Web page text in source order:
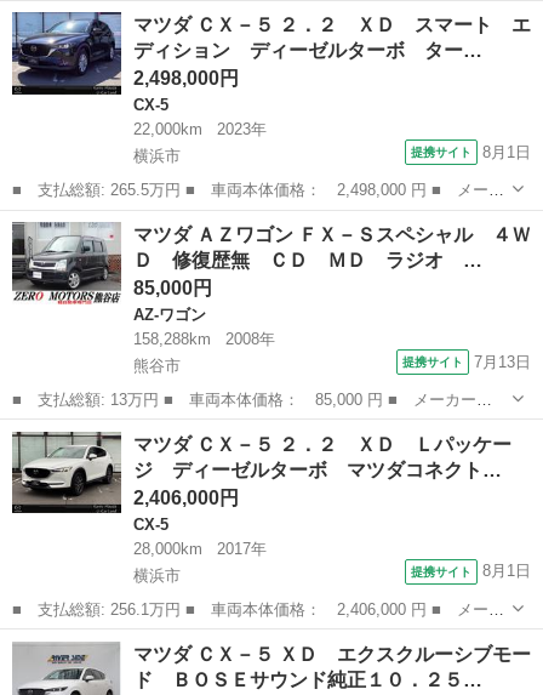
ー名： マツダ ■ 車種名： ＣＸ－５ ■ グレード名： ＸＤ Ｌ
パッケージ １オーナー ダムドエアロ ＢＯＳＥサウンドシステム
ナビフル...
神奈川 相模原市 CX-5
マツダ ＣＸ－５ ２．２ ＸＤ スマート エ
ディション ディーゼルターボ ター…
2,498,000円
CX-5
22,000km
2023年
横浜市
提携サイト 8月1日
■ 支払総額: 265.5万円 ■ 車両本体価格： 2,498,000 円 ■ メーカ
ー名： マツダ ■ 車種名： ＣＸ－５ ■ グレード名： ２．２
ＸＤ スマート エディション ディーゼルターボ ターボ ３６０
度カメラ...
神奈川 横浜市 CX-5
マツダ ＡＺワゴン ＦＸ－Ｓスペシャル ４Ｗ
Ｄ 修復歴無 ＣＤ ＭＤ ラジオ …
85,000円
AZ-ワゴン
158,288km
2008年
熊谷市
提携サイト 7月13日
■ 支払総額: 13万円 ■ 車両本体価格： 85,000 円 ■ メーカー
名： マツダ ■ 車種名： ＡＺワゴン ■ グレード名： ＦＸ－Ｓ
スペシャル ４ＷＤ 修復歴無 ＣＤ ＭＤ ラジオ ＥＴＣ スマ
ートキー シートヒ...
埼玉 熊谷市 AZ-ワゴン
マツダ ＣＸ－５ ２．２ ＸＤ Ｌパッケー
ジ ディーゼルターボ マツダコネクト…
2,406,000円
CX-5
28,000km
2017年
横浜市
提携サイト 8月1日
■ 支払総額: 256.1万円 ■ 車両本体価格： 2,406,000 円 ■ メーカ
ー名： マツダ ■ 車種名： ＣＸ－５ ■ グレード名： ２．２
ＸＤ Ｌパッケージ ディーゼルターボ マツダコネクト バック・
サイドモ...
神奈川 横浜市 CX-5
マツダ ＣＸ－５ ＸＤ エクスクルーシブモー
ド ＢＯＳＥサウンド純正１０．２５…